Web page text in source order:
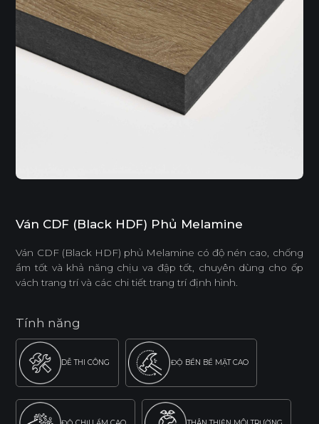
Ván CDF (Black HDF) Phủ Melamine
Ván CDF (Black HDF) phủ Melamine có độ nén cao, chống
ẩm tốt và khả năng chịu va đập tốt, chuyên dùng cho ốp
vách trang trí và các chi tiết trang trí định hình.
Tính năng
DỄ THI CÔNG ĐỘ BỀN BỀ MẶT CAO